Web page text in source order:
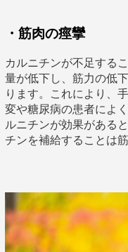
・筋肉の痙攣
カルニチンが不足する
量が低下し、筋力の低
ります。これにより、
変や糖尿病の患者によ
ルニチンが効果がある
チンを補給することは